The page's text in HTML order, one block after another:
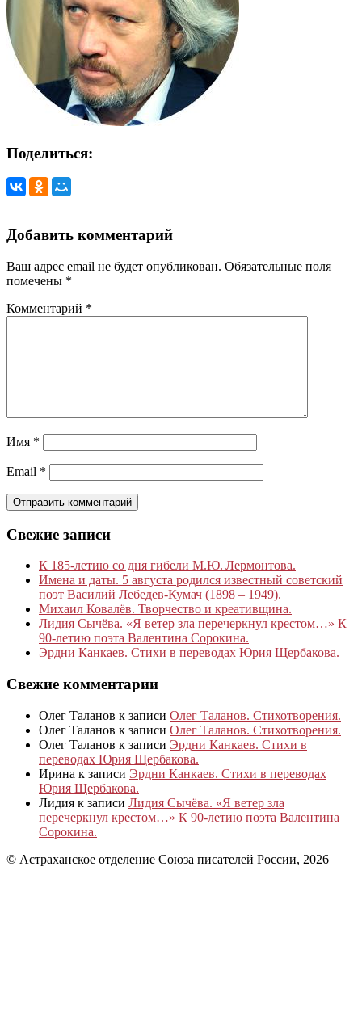
Поделиться:
Добавить комментарий
Ваш адрес email не будет опубликован. Обязательные поля
помечены *
Комментарий *
Имя *
Email *
Свежие записи
К 185‑летию со дня гибели М.Ю. Лермонтова.
Имена и даты. 5 августа родился известный советский
поэт Василий Лебедев-Кумач (1898 – 1949).
Михаил Ковалёв. Творчество и креативщина.
Лидия Сычёва. «Я ветер зла перечеркнул крестом…» К
90-летию поэта Валентина Сорокина.
Эрдни Канкаев. Стихи в переводах Юрия Щербакова.
Свежие комментарии
Олег Таланов к записи Олег Таланов. Стихотворения.
Олег Таланов к записи Олег Таланов. Стихотворения.
Олег Таланов к записи Эрдни Канкаев. Стихи в
переводах Юрия Щербакова.
Ирина к записи Эрдни Канкаев. Стихи в переводах
Юрия Щербакова.
Лидия к записи Лидия Сычёва. «Я ветер зла
перечеркнул крестом…» К 90-летию поэта Валентина
Сорокина.
© Астраханское отделение Союза писателей России, 2026